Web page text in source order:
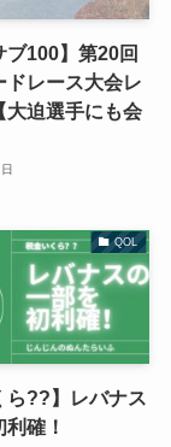
ブ100】第20回
ドレース大会レ
大迫選手にも会
QOL
ら??】レバナス
確！